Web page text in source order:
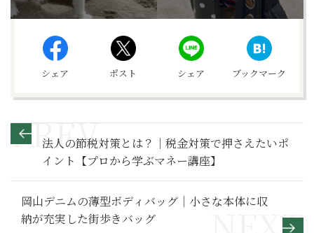
シェア ポスト シェア ブックマーク
法人の節税対策とは？｜税金対策で押さえたいポ
イント【プロから学ぶマネー講座】
岡山デニムの薄型ボディバッグ｜小さな本体に収
納が充実した街歩きバッグ